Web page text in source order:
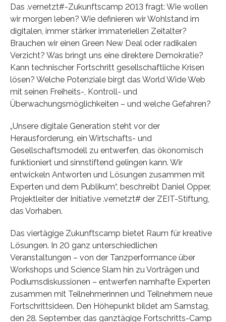
Das .vernetzt#-Zukunftscamp 2013 fragt: Wie wollen
wir morgen leben? Wie definieren wir Wohlstand im
digitalen, immer stärker immateriellen Zeitalter?
Brauchen wir einen Green New Deal oder radikalen
Verzicht? Was bringt uns eine direktere Demokratie?
Kann technischer Fortschritt gesellschaftliche Krisen
lösen? Welche Potenziale birgt das World Wide Web
mit seinen Freiheits-, Kontroll- und
Überwachungsmöglichkeiten – und welche Gefahren?
„Unsere digitale Generation steht vor der
Herausforderung, ein Wirtschafts- und
Gesellschaftsmodell zu entwerfen, das ökonomisch
funktioniert und sinnstiftend gelingen kann. Wir
entwickeln Antworten und Lösungen zusammen mit
Experten und dem Publikum“, beschreibt Daniel Opper,
Projektleiter der Initiative .vernetzt# der ZEIT-Stiftung,
das Vorhaben.
Das viertägige Zukunftscamp bietet Raum für kreative
Lösungen. In 20 ganz unterschiedlichen
Veranstaltungen – von der Tanzperformance über
Workshops und Science Slam hin zu Vorträgen und
Podiumsdiskussionen – entwerfen namhafte Experten
zusammen mit Teilnehmerinnen und Teilnehmern neue
Fortschrittsideen. Den Höhepunkt bildet am Samstag,
den 28. September, das ganztägige Fortschritts-Camp